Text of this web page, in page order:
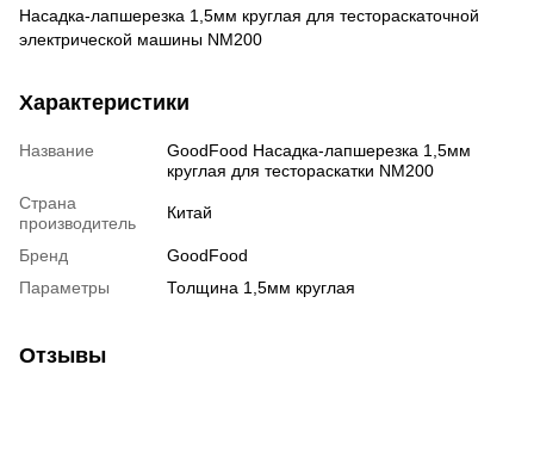
Насадка-лапшерезка 1,5мм круглая для тестораскаточной
электрической машины NM200
Характеристики
Название
GoodFood Насадка-лапшерезка 1,5мм
круглая для тестораскатки NM200
Страна
производитель
Китай
Бренд
GoodFood
Параметры
Толщина 1,5мм круглая
Отзывы